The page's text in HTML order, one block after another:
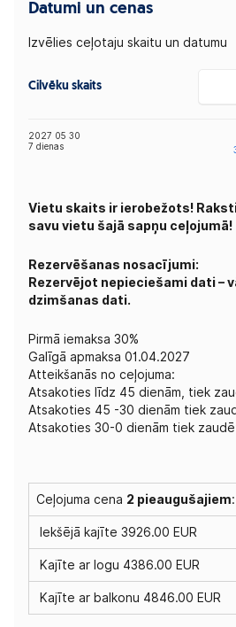
Datumi un cenas
Izvēlies ceļotaju skaitu un datumu
Cilvēku skaits
2027 05 30
7 dienas
Vietu skaits ir ierobežots!
savu vietu šajā sapņu ceļojumā!
Rezervēšanas nosacījumi:
Rezervējot nepieciešami dati –
dzimšanas dati.
Pirmā iemaksa 30%
Galīgā apmaksa 01.04.2027
Atteikšanās no ceļojuma:
Atsakoties līdz 45 dienām, tiek
Atsakoties 45 -30 dienām tiek
Atsakoties 30-0 dienām tiek
Ceļojuma cena 2 pieaugušajiem:
Iekšējā kajīte 3926.00 EUR
Kajīte ar logu 4386.00 EUR
Kajīte ar balkonu 4846.00 EUR